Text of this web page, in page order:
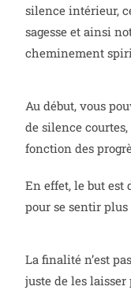
silence intérieur,
sagesse et ainsi
cheminement
Au début, vous
de silence
fonction des
En effet, le but est
pour se sentir
La finalité n’est
juste de les laisser